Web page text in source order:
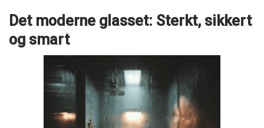
Det moderne glasset: Sterkt, sikkert
og smart